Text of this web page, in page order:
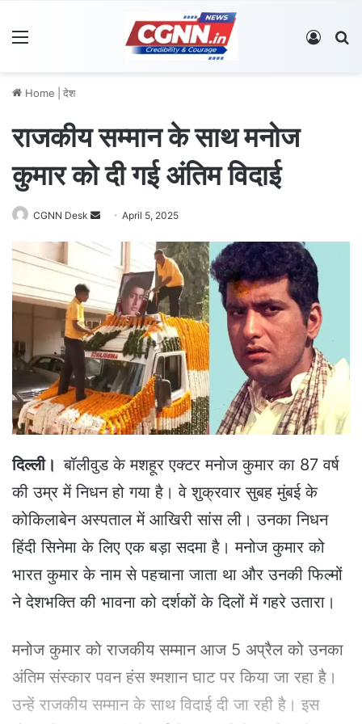
Log In
Home देश
राजकीय सम्मान के साथ मनोज
कुमार को दी गई अंतिम विदाई
CGNN Desk
n
n
e
m
a
i
l
April 5, 2025
दिल्ली।बॉलीवुड के मशहूर एक्टर मनोज कुमार का 87 वर्ष
की उम्र में निधन हो गया है। वे शुक्रवार सुबह मुंबई के
कोकिलाबेन अस्पताल में आखिरी सांस ली। उनका निधन
हिंदी सिनेमा के लिए एक बड़ा सदमा है। मनोज कुमार को
भारत कुमार के नाम से पहचाना जाता था और उनकी फिल्मों
ने देशभक्ति की भावना को दर्शकों के दिलों में गहरे उतारा।
मनोज कुमार को राजकीय सम्मान आज 5 अप्रैल को उनका
अंतिम संस्कार पवन हंस श्मशान घाट पर किया जा रहा है।
उन्हें राजकीय सम्मान के साथ विदाई दी जा रही है। इस